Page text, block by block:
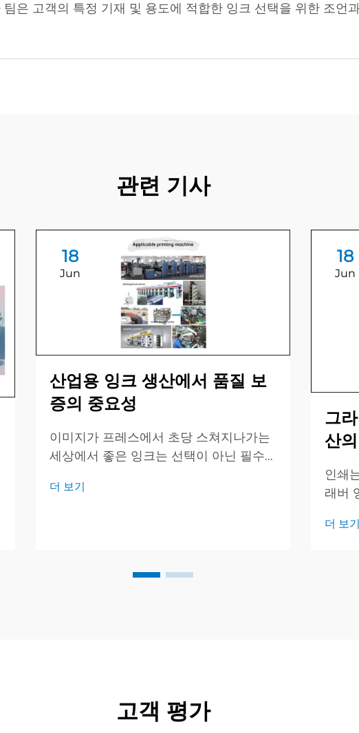
은 고객의 특정 기재 및 용도에 적합한 잉크 선택을 위한 조언
관련 기사
18
Jun
산업용 잉크 생산에서 품질 보
증의 중요성
이미지가 프레스에서 초당 스쳐지나가는
세상에서 좋은 잉크는 선택이 아닌 필수
드럼, 병, 캔을 꼼꼼히 확인하여 구매자가
더 보기
18
Jun
그
산
인쇄
래버
있는
더 보기
고객 평가